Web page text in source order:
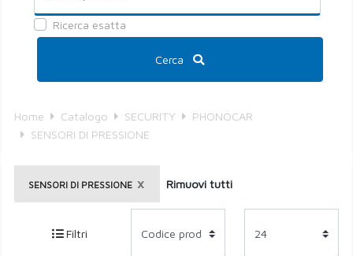
Ricerca esatta
Cerca
Home Catalogo SECURITY
PHONOCAR
SENSORI DI PRESSIONE
SENSORI DI PRESSIONE × Rimuovi tutti
Filtri